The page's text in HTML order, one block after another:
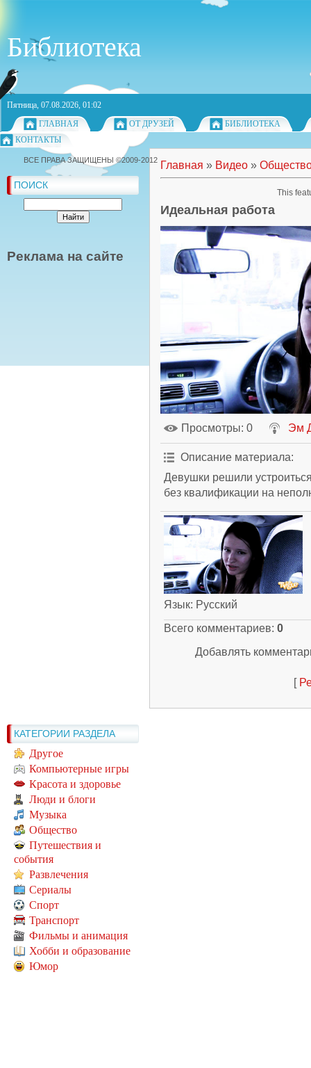
Библиотека
Пятница, 07.08.2026, 01:02
ГЛАВНАЯ
ОТ ДРУЗЕЙ
БИБЛИОТЕКА
КОНТАКТЫ
ПОИСК
Реклама на сайте
КАТЕГОРИИ РАЗДЕЛА
Другое
Компьютерные игры
Красота и здоровье
Люди и блоги
Музыка
Общество
Путешествия и
события
Развлечения
Сериалы
Спорт
Транспорт
Фильмы и анимация
Хобби и образование
Юмор
Главная » Видео »
Идеальная работа
Просмотры: 0 Эм
Описание материала:
Девушки решили
без квалификации на
Язык: Русский
Всего комментариев: 0
Добавлять
[
ВСЕ ПРАВА ЗАЩИЩЕНЫ ©2009-2012
This